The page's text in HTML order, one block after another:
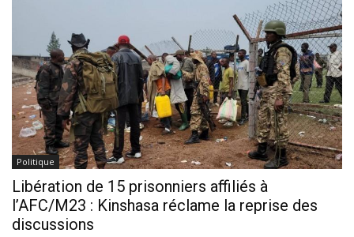
Politique
Libération de 15 prisonniers affiliés à
l’AFC/M23 : Kinshasa réclame la reprise des
discussions